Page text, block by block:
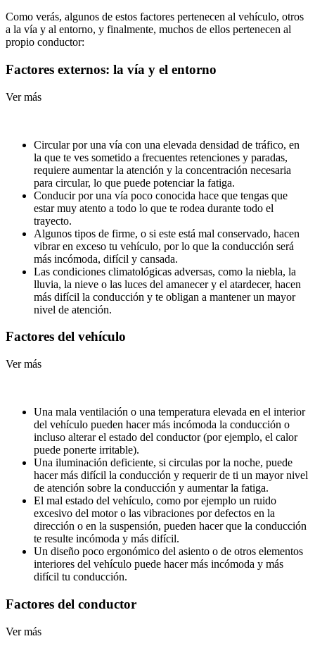
Como verás, algunos de estos factores pertenecen al vehículo, otros
a la vía y al entorno, y finalmente, muchos de ellos pertenecen al
propio conductor:
Factores externos: la vía y el entorno
Ver más
Circular por una vía con una elevada densidad de tráfico, en
la que te ves sometido a frecuentes retenciones y paradas,
requiere aumentar la atención y la concentración necesaria
para circular, lo que puede potenciar la fatiga.
Conducir por una vía poco conocida hace que tengas que
estar muy atento a todo lo que te rodea durante todo el
trayecto.
Algunos tipos de firme, o si este está mal conservado, hacen
vibrar en exceso tu vehículo, por lo que la conducción será
más incómoda, difícil y cansada.
Las condiciones climatológicas adversas, como la niebla, la
lluvia, la nieve o las luces del amanecer y el atardecer, hacen
más difícil la conducción y te obligan a mantener un mayor
nivel de atención.
Factores del vehículo
Ver más
Una mala ventilación o una temperatura elevada en el interior
del vehículo pueden hacer más incómoda la conducción o
incluso alterar el estado del conductor (por ejemplo, el calor
puede ponerte irritable).
Una iluminación deficiente, si circulas por la noche, puede
hacer más difícil la conducción y requerir de ti un mayor nivel
de atención sobre la conducción y aumentar la fatiga.
El mal estado del vehículo, como por ejemplo un ruido
excesivo del motor o las vibraciones por defectos en la
dirección o en la suspensión, pueden hacer que la conducción
te resulte incómoda y más difícil.
Un diseño poco ergonómico del asiento o de otros elementos
interiores del vehículo puede hacer más incómoda y más
difícil tu conducción.
Factores del conductor
Ver más